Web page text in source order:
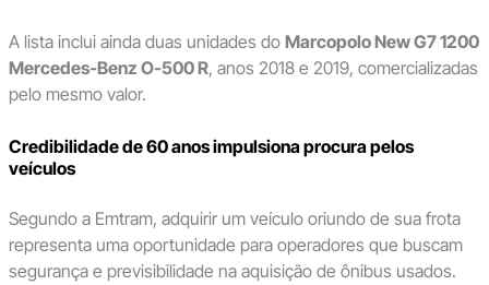
A lista inclui ainda duas unidades do Marcopolo New G7 1200
Mercedes-Benz O-500 R, anos 2018 e 2019, comercializadas
pelo mesmo valor.
Credibilidade de 60 anos impulsiona procura pelos
veículos
Segundo a Emtram, adquirir um veículo oriundo de sua frota
representa uma oportunidade para operadores que buscam
segurança e previsibilidade na aquisição de ônibus usados.